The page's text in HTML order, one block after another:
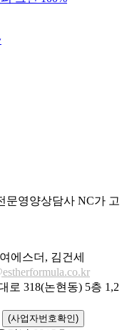
문영양상담사 NC가 고
에스더, 김건세
로 318(논현동) 5층 1,2
(사업자번호확인)